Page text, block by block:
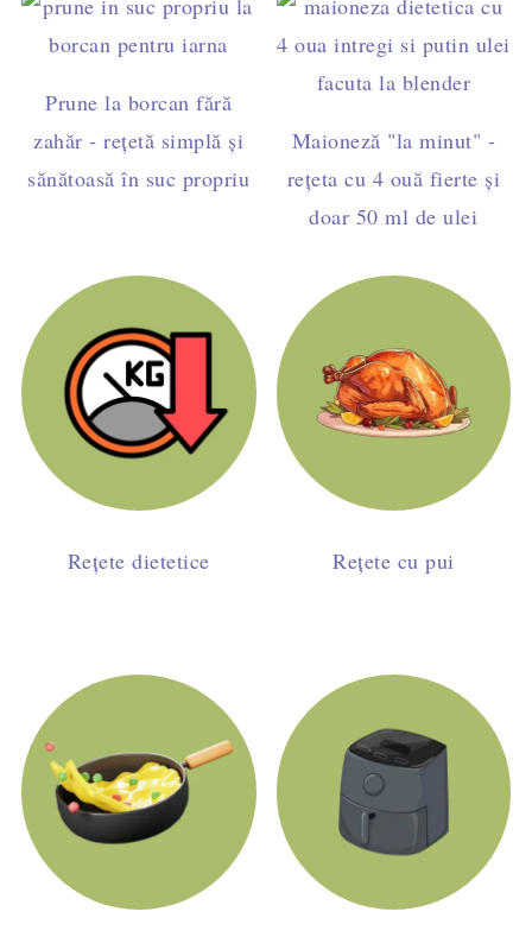
Prune la borcan fără
zahăr - rețetă simplă și
sănătoasă în suc propriu
Maioneză "la minut" -
rețeta cu 4 ouă fierte și
doar 50 ml de ulei
Rețete dietetice Rețete cu pui